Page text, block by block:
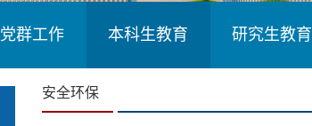
党群工作 本科生教育 研究生教育
安全环保